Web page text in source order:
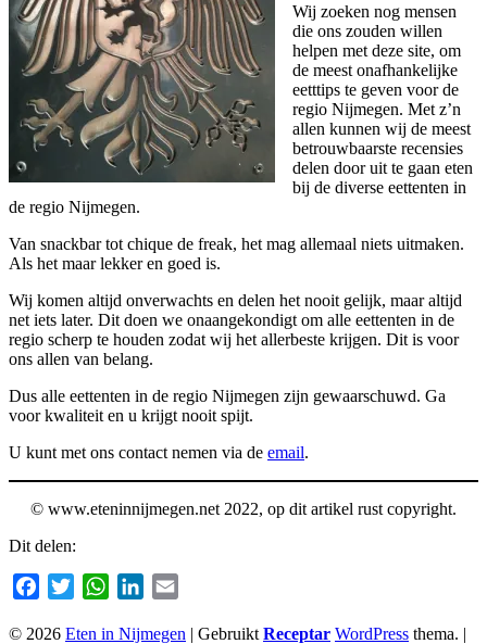
Wij zoeken nog mensen
die ons zouden willen
helpen met deze site, om
de meest onafhankelijke
eetttips te geven voor de
regio Nijmegen. Met z’n
allen kunnen wij de meest
betrouwbaarste recensies
delen door uit te gaan eten
bij de diverse eettenten in
de regio Nijmegen.
Van snackbar tot chique de freak, het mag allemaal niets uitmaken.
Als het maar lekker en goed is.
Wij komen altijd onverwachts en delen het nooit gelijk, maar altijd
net iets later. Dit doen we onaangekondigt om alle eettenten in de
regio scherp te houden zodat wij het allerbeste krijgen. Dit is voor
ons allen van belang.
Dus alle eettenten in de regio Nijmegen zijn gewaarschuwd. Ga
voor kwaliteit en u krijgt nooit spijt.
U kunt met ons contact nemen via de email.
© www.eteninnijmegen.net 2022, op dit artikel rust copyright.
Dit delen:
Facebook
TwitterWhatsAppLinkedIn
© 2026 Eten in Nijmegen | Gebruikt Receptar WordPress thema. |